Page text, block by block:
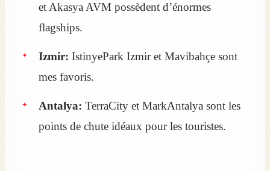
et Akasya AVM possèdent d’énormes
flagships.
Izmir: IstinyePark Izmir et Mavibahçe sont
mes favoris.
Antalya: TerraCity et MarkAntalya sont les
points de chute idéaux pour les touristes.